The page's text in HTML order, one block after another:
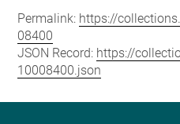
Permalink: https://
08400
JSON Record: https://
10008400.json